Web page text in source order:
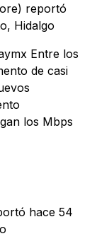
reportó
Hidalgo
Entre los
de casi
los Mbps
hace 54